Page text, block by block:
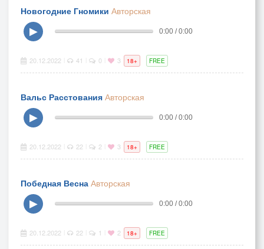
Новогодние Гномики Авторская
▶
0:00 / 0:00
20.12.2022 41 0 3 18+ FREE
Вальс Расстования Авторская
▶
0:00 / 0:00
20.12.2022 22 2 3 18+ FREE
Победная Весна Авторская
▶
0:00 / 0:00
20.12.2022 22 1 2 18+ FREE